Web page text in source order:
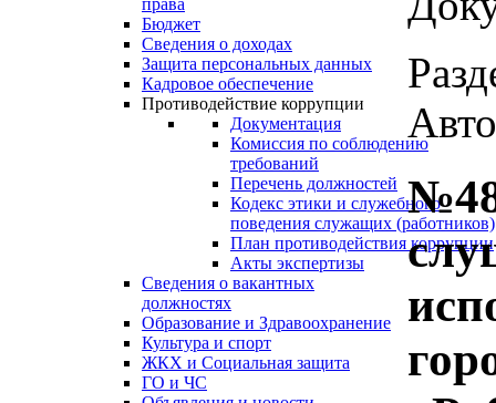
права
Бюджет
Сведения о доходах
Защита персональных данных
Кадровое обеспечение
Противодействие коррупции
Документация
Комиссия по соблюдению
требований
Перечень должностей
Кодекс этики и служебного
поведения служащих (работников)
План противодействия коррупции
Акты экспертизы
Сведения о вакантных
должностях
Образование и Здравоохранение
Культура и спорт
ЖКХ и Социальная защита
ГО и ЧС